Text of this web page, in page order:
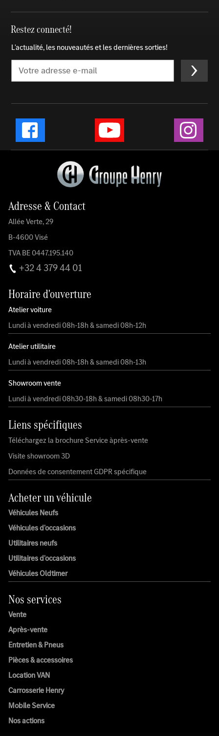
Restez connecté!
L'actualité, les nouveautés et les dernières sorties!
Email
Facebook YouTube
Adresse & Contact
Allée Verte, 29
B-4600 Visé
TVA BE 0447.195.140
+32 4 379 44 01
Horaire d'ouverture
Atelier voiture
Lundi à vendredi 08h-18h & samedi 08h-12h
Atelier utilitaire
Lundi à vendredi 08h-18h & samedi 08h-13h
Showroom vente
Lundi à vendredi 08h30-18h & samedi 08h30-17h
Liens spécifiques
Téléchargez la brochure Service àprès-vente
Visite showroom 3D
Données de consentement GDPR spécifique
Acheter un véhicule
Véhicules Neufs
Véhicules d'occasions
Utilitaires neufs
Utilitaires d'occasions
Véhicules Oldtimer
Nos services
Vente
Après-vente
Entretien & Pneus
Pièces & accessoires
Location VAN
Carrosserie Henry
Mobile Service
Nos actions